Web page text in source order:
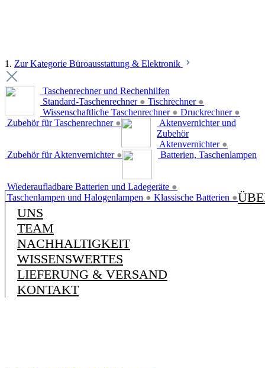
1. Zur Kategorie Büroausstattung & Elektronik
Taschenrechner und Rechenhilfen
Standard-Taschenrechner ● Tischrechner ●
Wissenschaftliche Taschenrechner ● Druckrechner ●
Zubehör für Taschenrechner ●
Aktenvernichter und
Zubehör
Aktenvernichter ●
Zubehör für Aktenvernichter ● Batterien, Taschenlampen
Wiederaufladbare Batterien und Ladegeräte ●
Taschenlampen und Halogenlampen ● Klassische Batterien ●
UNS
TEAM
NACHHALTIGKEIT
WISSENSWERTES
LIEFERUNG & VERSAND
KONTAKT